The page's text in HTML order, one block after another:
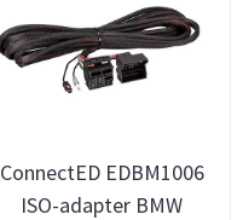
ConnectED EDBM1006
ISO-adapter BMW